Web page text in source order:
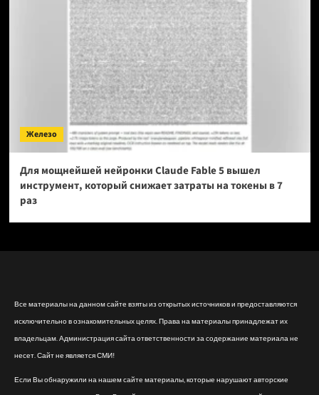
Железо
Для мощнейшей нейронки Claude Fable 5 вышел
инструмент, который снижает затраты на токены в 7
раз
Все материалы на данном сайте взяты из открытых источников и предоставляются
исключительно в ознакомительных целях. Права на материалы принадлежат их
владельцам. Администрация сайта ответственности за содержание материала не
несет. Сайт не является СМИ!
Если Вы обнаружили на нашем сайте материалы, которые нарушают авторские